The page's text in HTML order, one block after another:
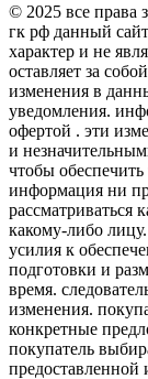
© 2025 все права
гк рф данный
характер и не
оставляет за
изменения в
уведомления.
офертой . эти
и
чтобы
информация ни
рассматриваться
какому-либо
усилия к
подготовки и
время.
изменения.
конкретные
покупатель